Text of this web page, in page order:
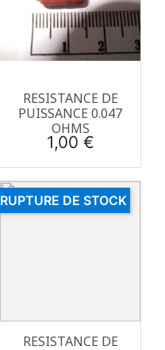
RESISTANCE DE
PUISSANCE 0.047
OHMS
Prix
1,00 €
RESISTANCE DE
RUPTURE DE STOCK